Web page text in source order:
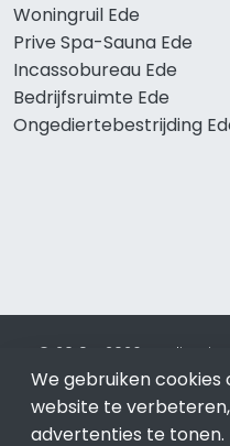
Woningruil Ede
Prive Spa-Sauna Ede
Incassobureau Ede
Bedrijfsruimte Ede
Ongediertebestrijding
© 2019 - 2026 Realisatie
Internet. Betaal alleen
optimalisatie No Cure No
We gebruiken
website te
advertenties te tonen.